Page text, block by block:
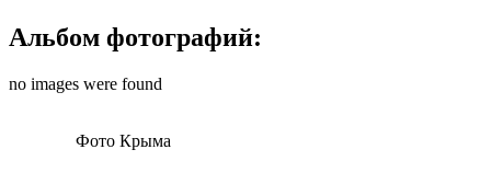
Альбом фотографий:
no images were found
Фото Крыма